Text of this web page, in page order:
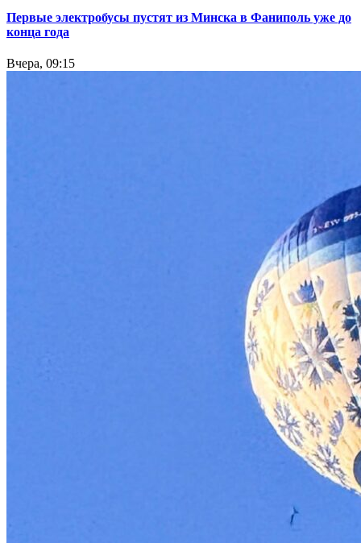
Первые электробусы пустят из Минска в Фаниполь уже до
конца года
Вчера, 09:15